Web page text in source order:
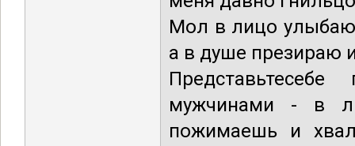
Мол в лицо
а в душе презираю
мужчинами - в
пожимаешь и